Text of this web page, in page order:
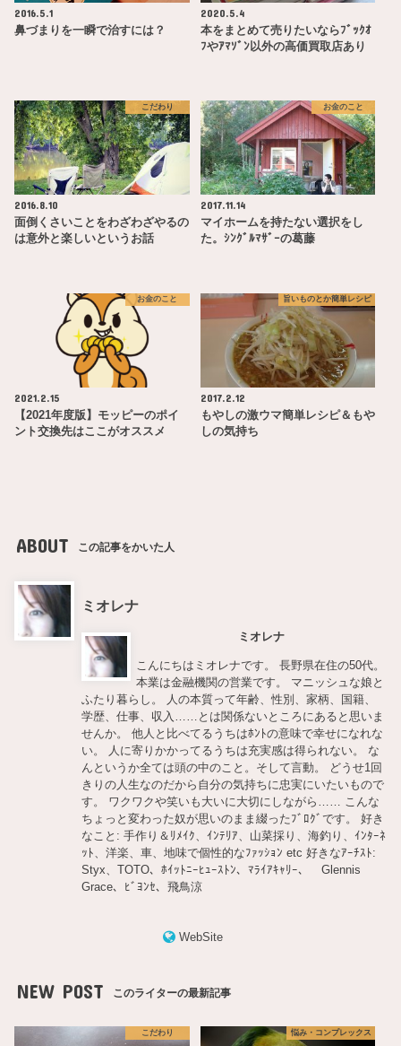
2016.5.1
鼻づまりを一瞬で治すには？
2020.5.4
本をまとめて売りたいならﾌﾞｯｸｵ
ﾌやｱﾏｿﾞﾝ以外の高価買取店あり
こだわり
2016.8.10
面倒くさいことをわざわざやるの
は意外と楽しいというお話
お金のこと
2017.11.14
マイホームを持たない選択をし
た。ｼﾝｸﾞﾙﾏｻﾞｰの葛藤
お金のこと
2021.2.15
【2021年度版】モッピーのポイ
ント交換先はここがオススメ
旨いものとか簡単レシピ
2017.2.12
もやしの激ウマ簡単レシピ＆もや
しの気持ち
ABOUT この記事をかいた人
ミオレナ
ミオレナ
こんにちはミオレナです。 長野県在住の50代。
本業は金融機関の営業です。 マニッシュな娘と
ふたり暮らし。 人の本質って年齢、性別、家柄、国籍、
学歴、仕事、収入……とは関係ないところにあると思いま
せんか。 他人と比べてるうちはﾎﾝﾄの意味で幸せになれな
い。 人に寄りかかってるうちは充実感は得られない。 な
んというか全ては頭の中のこと。そして言動。 どうせ1回
きりの人生なのだから自分の気持ちに忠実にいたいもので
す。 ワクワクや笑いも大いに大切にしながら…… こんな
ちょっと変わった奴が思いのまま綴ったﾌﾞﾛｸﾞです。 好き
なこと: 手作り＆ﾘﾒｲｸ、ｲﾝﾃﾘｱ、山菜採り、海釣り、ｲﾝﾀｰﾈ
ｯﾄ、洋楽、車、地味で個性的なﾌｧｯｼｮﾝ etc 好きなｱｰﾁｽﾄ:
Styx、TOTO、ﾎｲｯﾄﾆｰﾋｭｰｽﾄﾝ、ﾏﾗｲｱｷｬﾘｰ、 Glennis
Grace、ﾋﾞﾖﾝｾ、飛鳥涼
WebSite
NEW POST このライターの最新記事
こだわり 悩み・コンプレックス